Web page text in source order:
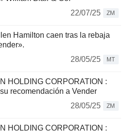
22/07/25
ZM
Hamilton caen tras la rebaja
28/05/25
MT
HOLDING CORPORATION :
recomendación a Vender
28/05/25
ZM
HOLDING CORPORATION :